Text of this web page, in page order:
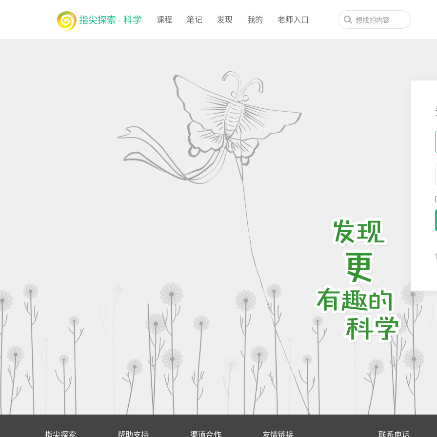
指尖探索 · 科学 课程 笔记 发现 我的 老师入口
指尖探索 帮助支持 渠道合作 友情链接 联系电话